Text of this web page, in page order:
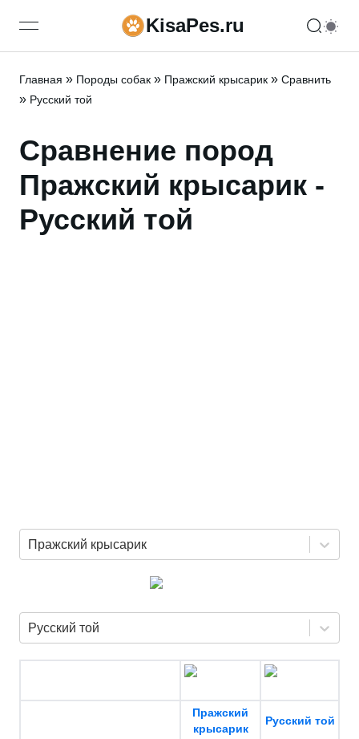
open navigation menuKisaPes.ru
Главная » Породы собак » Пражский крысарик » Сравнить
» Русский той
Сравнение пород
Пражский крысарик -
Русский той
Пражский крысарик
Русский той
Пражский
крысарик
Русский той